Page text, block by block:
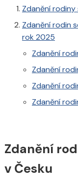
Zdanění rodiny
Zdanění rodin
rok 2025
Zdanění
Zdanění
Zdanění
Zdanění
Zdanění
v Česku